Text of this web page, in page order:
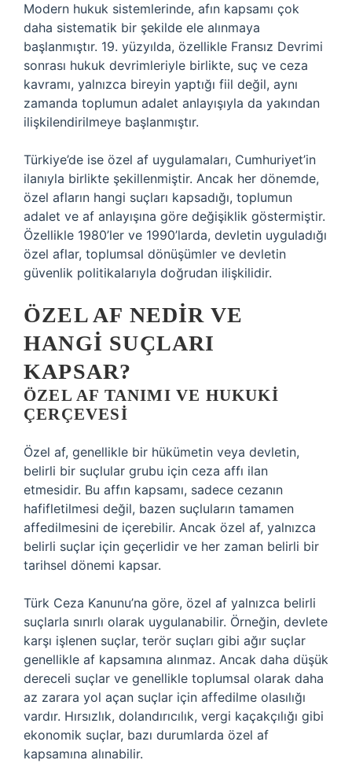
Modern hukuk sistemlerinde, afın kapsamı çok
daha sistematik bir şekilde ele alınmaya
başlanmıştır. 19. yüzyılda, özellikle Fransız Devrimi
sonrası hukuk devrimleriyle birlikte, suç ve ceza
kavramı, yalnızca bireyin yaptığı fiil değil, aynı
zamanda toplumun adalet anlayışıyla da yakından
ilişkilendirilmeye başlanmıştır.
Türkiye’de ise özel af uygulamaları, Cumhuriyet’in
ilanıyla birlikte şekillenmiştir. Ancak her dönemde,
özel afların hangi suçları kapsadığı, toplumun
adalet ve af anlayışına göre değişiklik göstermiştir.
Özellikle 1980’ler ve 1990’larda, devletin uyguladığı
özel aflar, toplumsal dönüşümler ve devletin
güvenlik politikalarıyla doğrudan ilişkilidir.
ÖZEL AF NEDIR VE
HANGI SUÇLARI
KAPSAR?
ÖZEL AF TANIMI VE HUKUKI
ÇERÇEVESI
Özel af, genellikle bir hükümetin veya devletin,
belirli bir suçlular grubu için ceza affı ilan
etmesidir. Bu affın kapsamı, sadece cezanın
hafifletilmesi değil, bazen suçluların tamamen
affedilmesini de içerebilir. Ancak özel af, yalnızca
belirli suçlar için geçerlidir ve her zaman belirli bir
tarihsel dönemi kapsar.
Türk Ceza Kanunu’na göre, özel af yalnızca belirli
suçlarla sınırlı olarak uygulanabilir. Örneğin, devlete
karşı işlenen suçlar, terör suçları gibi ağır suçlar
genellikle af kapsamına alınmaz. Ancak daha düşük
dereceli suçlar ve genellikle toplumsal olarak daha
az zarara yol açan suçlar için affedilme olasılığı
vardır. Hırsızlık, dolandırıcılık, vergi kaçakçılığı gibi
ekonomik suçlar, bazı durumlarda özel af
kapsamına alınabilir.